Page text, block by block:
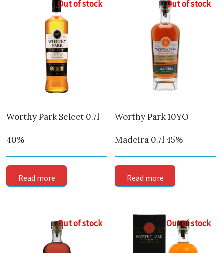
Out of stock
Worthy Park Select 0.7l
40%
Read more
Out of stock
Worthy Park 10YO
Madeira 0.7l 45%
Read more
Out of stock Out of stock